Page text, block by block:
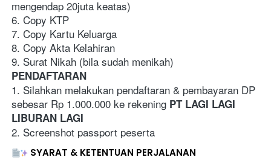
mengendap 20juta keatas)
6. Copy KTP
7. Copy Kartu Keluarga
8. Copy Akta Kelahiran
9. Surat Nikah (bila sudah menikah)
PENDAFTARAN
1. Silahkan melakukan pendaftaran & pembayaran DP
sebesar Rp 1.000.000 ke rekening PT LAGI LAGI
LIBURAN LAGI
2. Screenshot passport peserta
SYARAT & KETENTUAN PERJALANAN